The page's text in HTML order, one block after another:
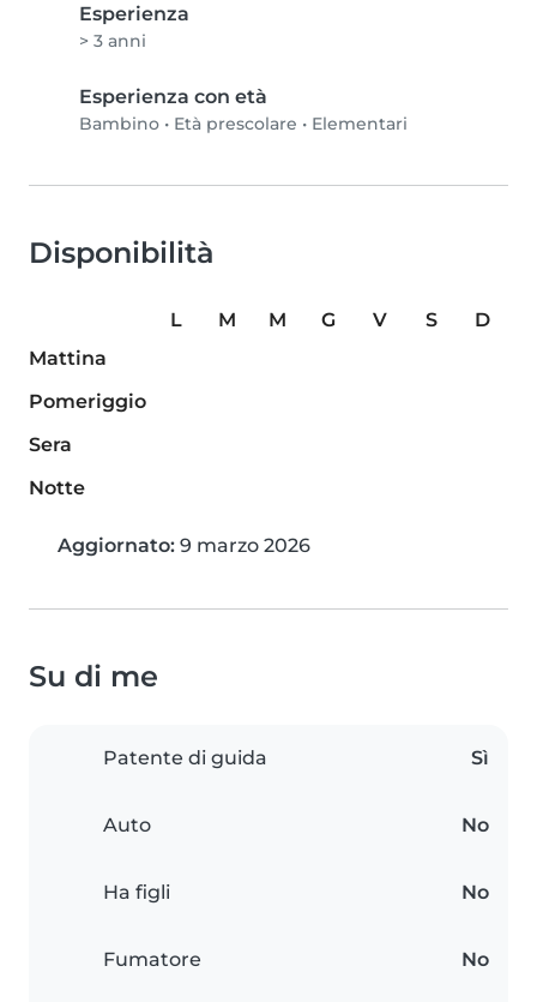
Esperienza
> 3 anni
Esperienza con età
Bambino • Età prescolare • Elementari
Disponibilità
L M M G V S
D
Mattina
Pomeriggio
Sera
Notte
Aggiornato: 9 marzo 2026
Su di me
Patente di guida Sì
Auto No
Ha figli No
Fumatore No